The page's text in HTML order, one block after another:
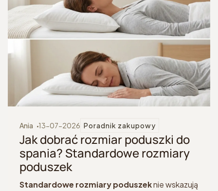
Ania 13-07-2026 Poradnik zakupowy
Jak dobrać rozmiar poduszki do
spania? Standardowe rozmiary
poduszek
Standardowe rozmiary poduszeknie wskazują